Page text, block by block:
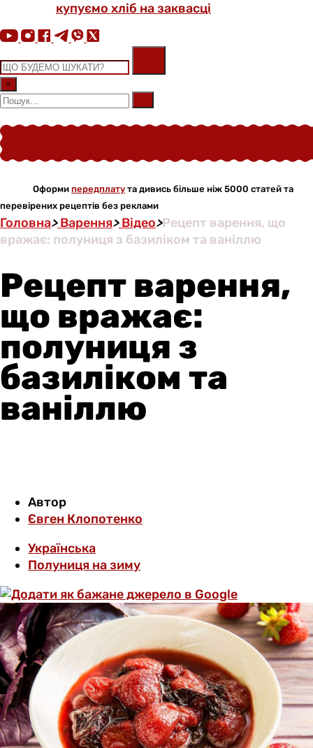
купуємо хліб на заквасці
×
Оформи передплату та дивись більше ніж 5000 статей та
перевірених рецептів без реклами
Головна>Варення>Відео>Рецепт варення, що
вражає: полуниця з базиліком та ваніллю
Рецепт варення,
що вражає:
полуниця з
базиліком та
ваніллю
Автор
Євген Клопотенко
Українська
Полуниця на зиму